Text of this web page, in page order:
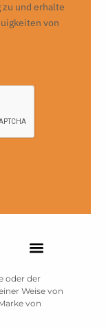
und erhalte
von
oder der
Weise von
von